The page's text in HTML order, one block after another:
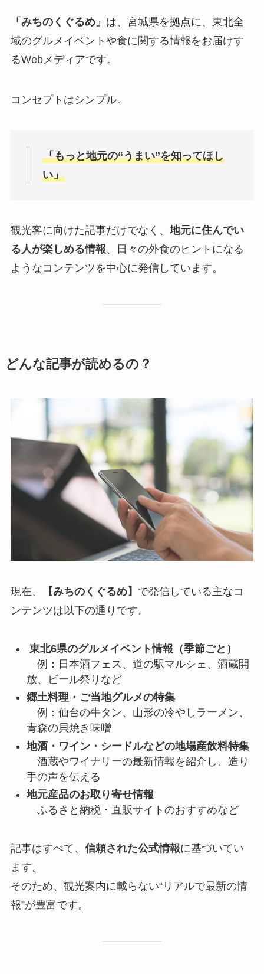
「みちのくぐるめ」 は、宮城県を拠点に、東北全
域のグルメイベントや食に関する情報をお届けす
るWebメディアです。
コンセプトはシンプル。
「もっと地元の“うまい”を知ってほし
い」
観光客に向けた記事だけでなく、地元に住んでい
る人が楽しめる情報、日々の外食のヒントになる
ようなコンテンツを中心に発信しています。
どんな記事が読めるの？
現在、 【みちのくぐるめ】 で発信している主なコ
ンテンツは以下の通りです。
東北6県のグルメイベント情報（季節ごと）
例：日本酒フェス、道の駅マルシェ、酒蔵開
放、ビール祭りなど
郷土料理・ご当地グルメの特集
例：仙台の牛タン、山形の冷やしラーメン、
青森の貝焼き味噌
地酒・ワイン・シードルなどの地場産飲料特集
酒蔵やワイナリーの最新情報を紹介し、造り
手の声を伝える
地元産品のお取り寄せ情報
ふるさと納税・直販サイトのおすすめなど
記事はすべて、 信頼された公式情報に基づいてい
ます。
そのため、観光案内に載らない“リアルで最新の情
報”が豊富です。